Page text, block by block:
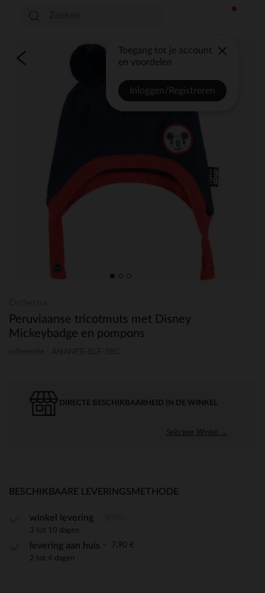
Toegang tot je account
en voordelen
Inloggen/Registreren
Peruviaanse tricotmuts met Disney
Mickeybadge en pompons
DIRECTE BESCHIKBAARHEID IN DE WINKEL
Selecteer Winkel →
BESCHIKBAARE LEVERINGSMETHODE
winkel levering
3 tot 10 dagen
levering aan huis 7,90 €
2 tot 4 dagen